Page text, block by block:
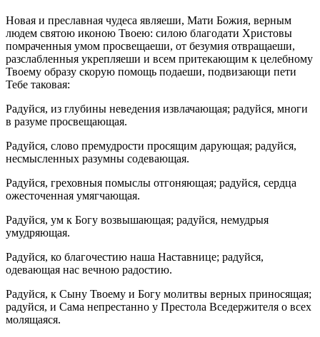
Новая и преславная чудеса являеши, Мати Божия, верным
людем святою иконою Твоею: силою благодати Христовы
помраченныя умом просвещаеши, от безумия отвращаеши,
разслабленныя укрепляеши и всем притекающим к целебному
Твоему образу скорую помощь подаеши, подвизающи пети
Тебе таковая:
Радуйся, из глубины неведения извлачающая; радуйся, многи
в разуме просвещающая.
Радуйся, слово премудрости просящим дарующая; радуйся,
несмысленных разумны содевающая.
Радуйся, греховныя помыслы отгоняющая; радуйся, сердца
ожесточенная умягчающая.
Радуйся, ум к Богу возвышающая; радуйся, немудрыя
умудряющая.
Радуйся, ко благочестию наша Наставнице; радуйся,
одевающая нас вечною радостию.
Радуйся, к Сыну Твоему и Богу молитвы верных приносящая;
радуйся, и Сама непрестанно у Престола Вседержителя о всех
молящаяся.